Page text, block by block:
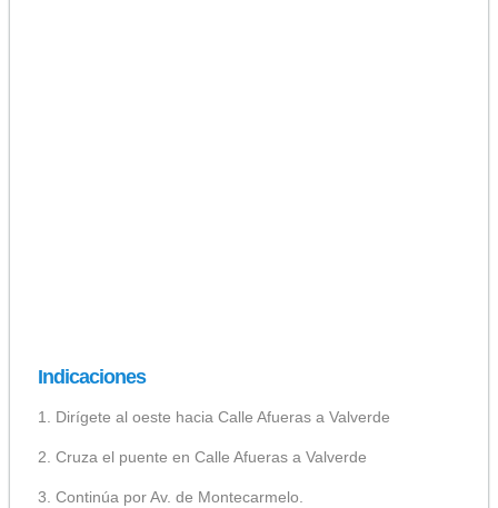
Indicaciones
1. Dirígete al oeste hacia Calle Afueras a Valverde
2. Cruza el puente en Calle Afueras a Valverde
3. Continúa por Av. de Montecarmelo.